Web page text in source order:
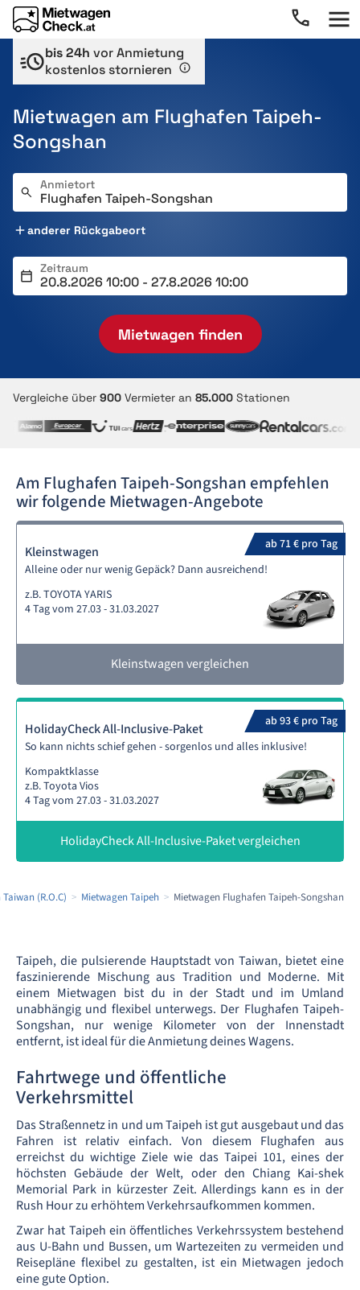
bis 24h vor Anmietung
kostenlos stornieren
Mietwagen am Flughafen Taipeh-
Songshan
Anmietort
anderer Rückgabeort
Zeitraum
Mietwagen finden
Vergleiche über 900 Vermieter an 85.000 Stationen
Am Flughafen Taipeh-Songshan empfehlen
wir folgende Mietwagen-Angebote
ab 71 € pro Tag
Kleinstwagen
Alleine oder nur wenig Gepäck? Dann ausreichend!
z.B. TOYOTA YARIS
4 Tag vom 27.03 - 31.03.2027
Kleinstwagen vergleichen
ab 93 € pro Tag
HolidayCheck All-Inclusive-Paket
So kann nichts schief gehen - sorgenlos und alles inklusive!
Kompaktklasse
z.B. Toyota Vios
4 Tag vom 27.03 - 31.03.2027
HolidayCheck All-Inclusive-Paket vergleichen
(R.O.C) Mietwagen Taipeh Mietwagen Flughafen Taipeh-Songshan
Taipeh, die pulsierende Hauptstadt von Taiwan, bietet eine
faszinierende Mischung aus Tradition und Moderne. Mit
einem Mietwagen bist du in der Stadt und im Umland
unabhängig und flexibel unterwegs. Der Flughafen Taipeh-
Songshan, nur wenige Kilometer von der Innenstadt
entfernt, ist ideal für die Anmietung deines Wagens.
Fahrtwege und öffentliche
Verkehrsmittel
Das Straßennetz in und um Taipeh ist gut ausgebaut und das
Fahren ist relativ einfach. Von diesem Flughafen aus
erreichst du wichtige Ziele wie das Taipei 101, eines der
höchsten Gebäude der Welt, oder den Chiang Kai-shek
Memorial Park in kürzester Zeit. Allerdings kann es in der
Rush Hour zu erhöhtem Verkehrsaufkommen kommen.
Zwar hat Taipeh ein öffentliches Verkehrssystem bestehend
aus U-Bahn und Bussen, um Wartezeiten zu vermeiden und
Reisepläne flexibel zu gestalten, ist ein Mietwagen jedoch
eine gute Option.